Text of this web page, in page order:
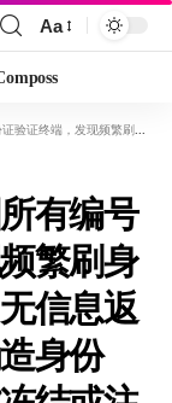
Aa
犯罪团伙；调查各地公安局签发身份证，没有身份证拍照编号、收费的记录，调查伪造身份证犯罪团伙。
有编号
繁刷身
信息返
身份